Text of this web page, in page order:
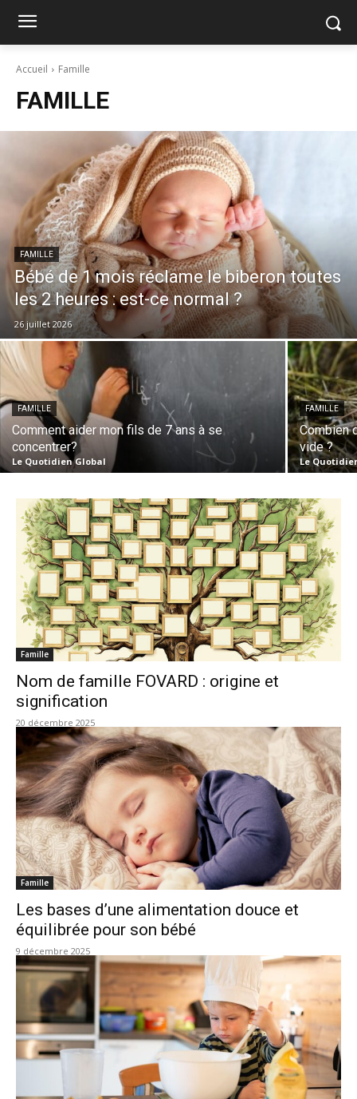
Accueil Famille
FAMILLE
FAMILLE
Bébé de 1 mois réclame le biberon toutes
les 2 heures : est-ce normal ?
26 juillet 2026
FAMILLE
Comment aider mon fils de 7 ans à se
concentrer?
Le Quotidien Global
FAMILLE
Combien
vide ?
Le
Famille
Nom de famille FOVARD : origine et
signification
20 décembre 2025
Famille
Les bases d’une alimentation douce et
équilibrée pour son bébé
9 décembre 2025